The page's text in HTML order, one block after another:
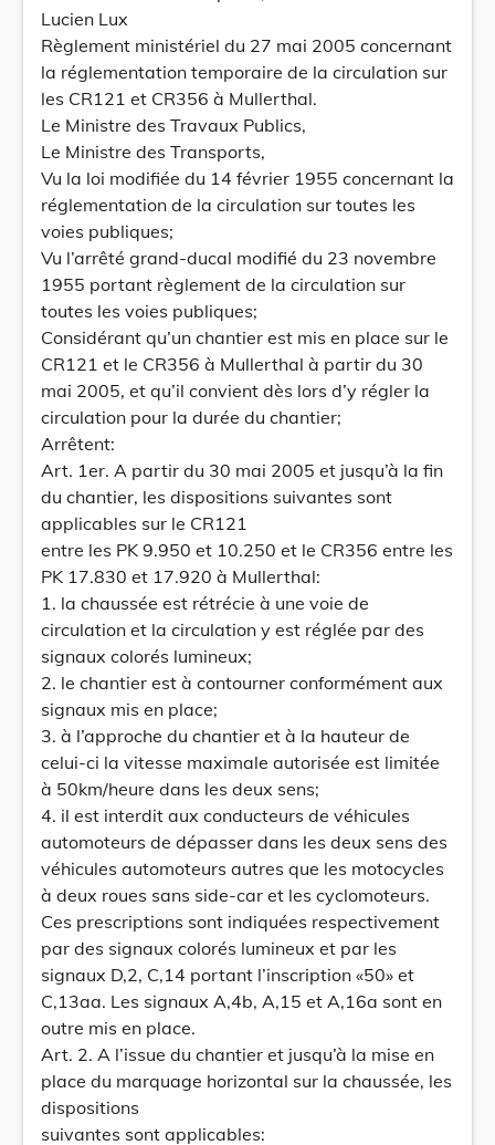
Lucien Lux
Règlement ministériel du 27 mai 2005 concernant
la réglementation temporaire de la circulation sur
les CR121 et CR356 à Mullerthal.
Le Ministre des Travaux Publics,
Le Ministre des Transports,
Vu la loi modifiée du 14 février 1955 concernant la
réglementation de la circulation sur toutes les
voies publiques;
Vu l’arrêté grand-ducal modifié du 23 novembre
1955 portant règlement de la circulation sur
toutes les voies publiques;
Considérant qu’un chantier est mis en place sur le
CR121 et le CR356 à Mullerthal à partir du 30
mai 2005, et qu’il convient dès lors d’y régler la
circulation pour la durée du chantier;
Arrêtent:
Art. 1er. A partir du 30 mai 2005 et jusqu’à la fin
du chantier, les dispositions suivantes sont
applicables sur le CR121
entre les PK 9.950 et 10.250 et le CR356 entre les
PK 17.830 et 17.920 à Mullerthal:
1. la chaussée est rétrécie à une voie de
circulation et la circulation y est réglée par des
signaux colorés lumineux;
2. le chantier est à contourner conformément aux
signaux mis en place;
3. à l’approche du chantier et à la hauteur de
celui-ci la vitesse maximale autorisée est limitée
à 50km/heure dans les deux sens;
4. il est interdit aux conducteurs de véhicules
automoteurs de dépasser dans les deux sens des
véhicules automoteurs autres que les motocycles
à deux roues sans side-car et les cyclomoteurs.
Ces prescriptions sont indiquées respectivement
par des signaux colorés lumineux et par les
signaux D,2, C,14 portant l’inscription «50» et
C,13aa. Les signaux A,4b, A,15 et A,16a sont en
outre mis en place.
Art. 2. A l’issue du chantier et jusqu’à la mise en
place du marquage horizontal sur la chaussée, les
dispositions
suivantes sont applicables: